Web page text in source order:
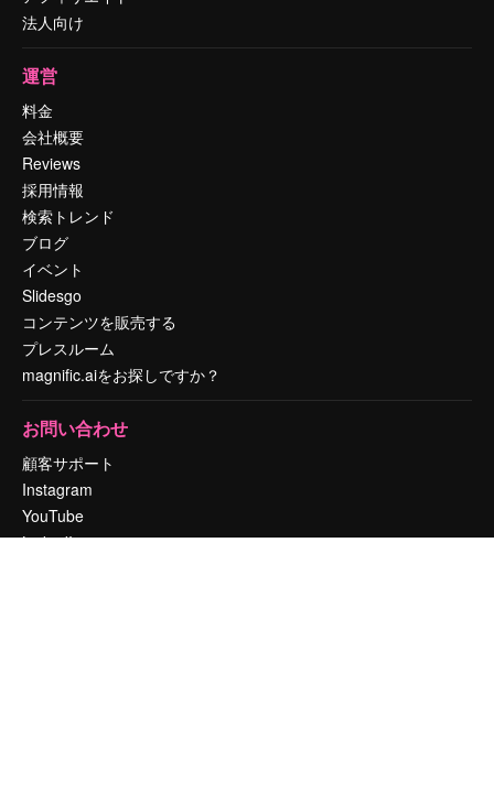
法人向け
運営
料金
会社概要
Reviews
採用情報
検索トレンド
ブログ
イベント
Slidesgo
コンテンツを販売する
プレスルーム
magnific.aiをお探しですか？
お問い合わせ
顧客サポート
Instagram
YouTube
LinkedIn